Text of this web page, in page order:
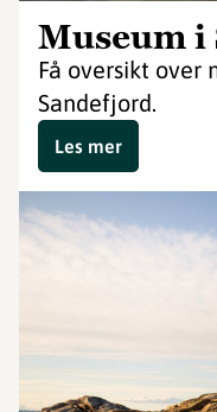
Museum
Få oversikt over
Sandefjord.
Les mer